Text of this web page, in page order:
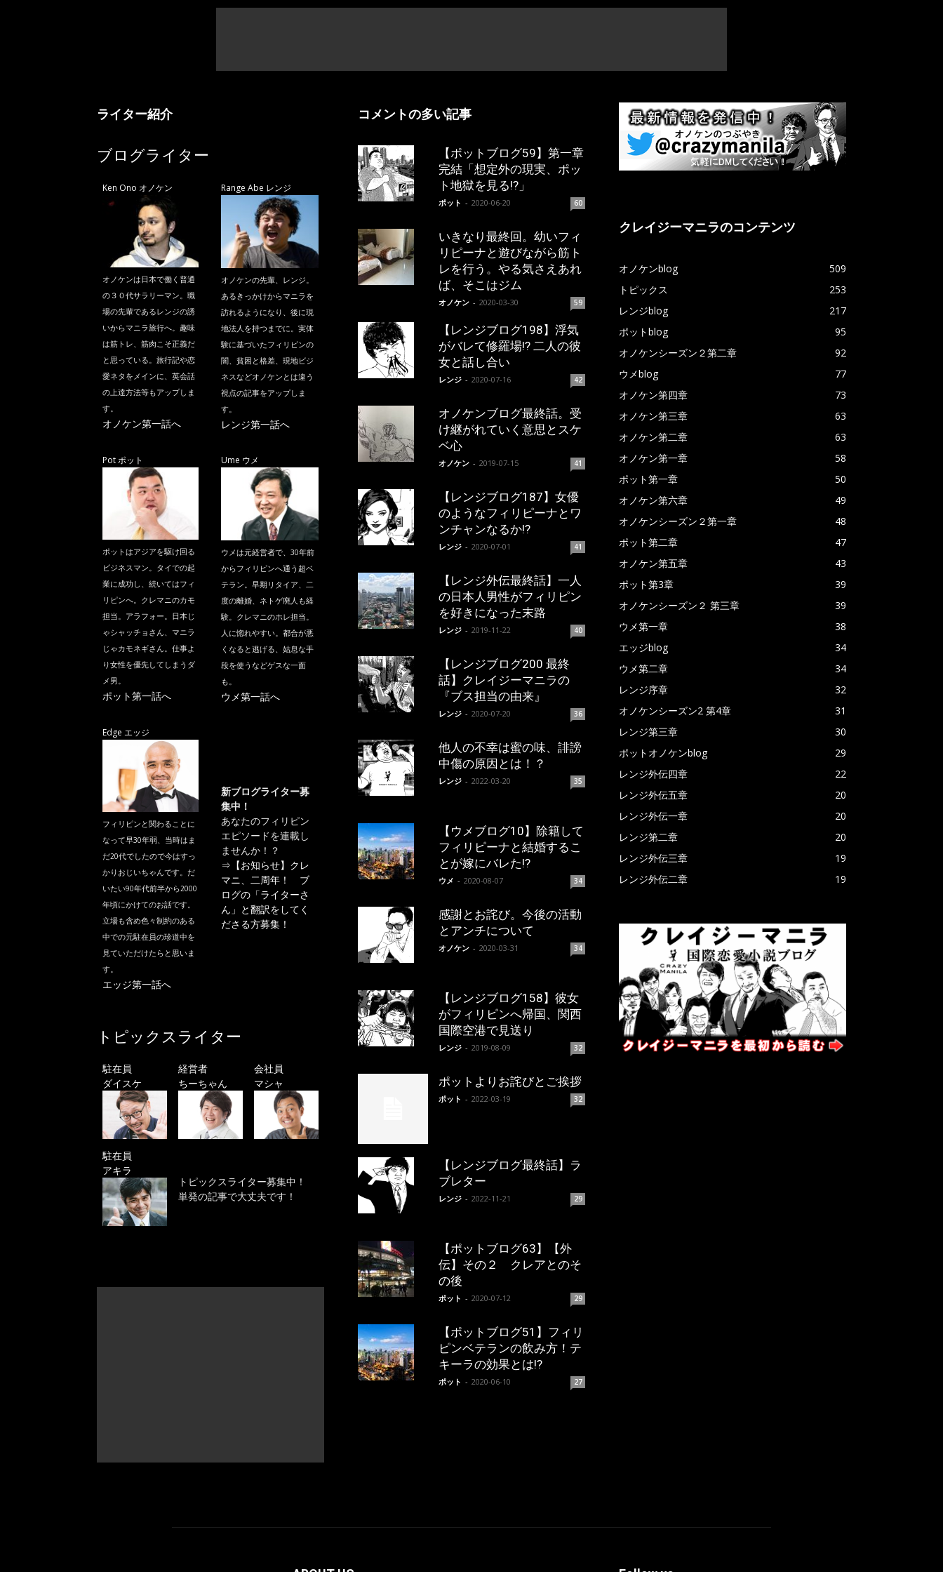
ライター紹介
ブログライター
Ken Ono オノケン
オノケンは日本で働く普通
の３０代サラリーマン。職
場の先輩であるレンジの誘
いからマニラ旅行へ。趣味
は筋トレ、筋肉こそ正義だ
と思っている。旅行記や恋
愛ネタをメインに、英会話
の上達方法等もアップしま
す。
オノケン第一話へ
Range Abe レンジ
オノケンの先輩、レンジ。
あるきっかけからマニラを
訪れるようになり、後に現
地法人を持つまでに。実体
験に基づいたフィリピンの
闇、貧困と格差、現地ビジ
ネスなどオノケンとは違う
視点の記事をアップしま
す。
レンジ第一話へ
Pot ポット
ポットはアジアを駆け回る
ビジネスマン。タイでの起
業に成功し、続いてはフィ
リピンへ。クレマニのカモ
担当。アラフォー。日本じ
ゃシャッチョさん、マニラ
じゃカモネギさん。仕事よ
り女性を優先してしまうダ
メ男。
ポット第一話へ
Ume ウメ
ウメは元経営者で、30年前
からフィリピンへ通う超ベ
テラン。早期リタイア、二
度の離婚、ネトゲ廃人も経
験。クレマニのホレ担当。
人に惚れやすい。都合が悪
くなると逃げる、姑息な手
段を使うなどゲスな一面
も。
ウメ第一話へ
Edge エッジ
フィリピンと関わることに
なって早30年弱、当時はま
だ20代でしたので今はすっ
かりおじいちゃんです。だ
いたい90年代前半から2000
年頃にかけてのお話です。
立場も含め色々制約のある
中での元駐在員の珍道中を
見ていただけたらと思いま
す。
エッジ第一話へ
新ブログライター募
集中！
あなたのフィリピン
エピソードを連載し
ませんか！？
⇒ 【お知らせ】クレ
マニ、二周年！ ブ
ログの「ライターさ
ん」と翻訳をしてく
ださる方募集！
トピックスライター
駐在員
ダイスケ
経営者
ちーちゃん
会社員
マシャ
駐在員
アキラ
トピックスライター募集中！
単発の記事で大丈夫です！
コメントの多い記事
【ポットブログ59】第一章
完結「想定外の現実、ポッ
ト地獄を見る!?」
ポット - 2020-06-20 60
いきなり最終回。幼いフィ
リピーナと遊びながら筋ト
レを行う。やる気さえあれ
ば、そこはジム
オノケン - 2020-03-30 59
【レンジブログ198】浮気
がバレて修羅場!? 二人の彼
女と話し合い
レンジ - 2020-07-16 42
オノケンブログ最終話。受
け継がれていく意思とスケ
ベ心
オノケン - 2019-07-15 41
【レンジブログ187】女優
のようなフィリピーナとワ
ンチャンなるか!?
レンジ - 2020-07-01 41
【レンジ外伝最終話】一人
の日本人男性がフィリピン
を好きになった末路
レンジ - 2019-11-22 40
【レンジブログ200 最終
話】クレイジーマニラの
『ブス担当の由来』
レンジ - 2020-07-20 36
他人の不幸は蜜の味、誹謗
中傷の原因とは！？
レンジ - 2022-03-20 35
【ウメブログ10】除籍して
フィリピーナと結婚するこ
とが嫁にバレた!?
ウメ - 2020-08-07 34
感謝とお詫び。今後の活動
とアンチについて
オノケン - 2020-03-31 34
【レンジブログ158】彼女
がフィリピンへ帰国、関西
国際空港で見送り
レンジ - 2019-08-09 32
ポットよりお詫びとご挨拶
ポット - 2022-03-19 32
【レンジブログ最終話】ラ
ブレター
レンジ - 2022-11-21 29
【ポットブログ63】【外
伝】その２ クレアとのそ
の後
ポット - 2020-07-12 29
【ポットブログ51】フィリ
ピンベテランの飲み方！テ
キーラの効果とは!?
ポット - 2020-06-10 27
クレイジーマニラのコンテンツ
オノケンblog
509
トピックス
253
レンジblog
217
ポットblog
95
オノケンシーズン２第二章
92
ウメblog
77
オノケン第四章
73
オノケン第三章
63
オノケン第二章
63
オノケン第一章
58
ポット第一章
50
オノケン第六章
49
オノケンシーズン２第一章
48
ポット第二章
47
オノケン第五章
43
ポット第3章
39
オノケンシーズン２ 第三章
39
ウメ第一章
38
エッジblog
34
ウメ第二章
34
レンジ序章
32
オノケンシーズン2 第4章
31
レンジ第三章
30
ポットオノケンblog
29
レンジ外伝四章
22
レンジ外伝五章
20
レンジ外伝一章
20
レンジ第二章
20
レンジ外伝三章
19
レンジ外伝二章
19